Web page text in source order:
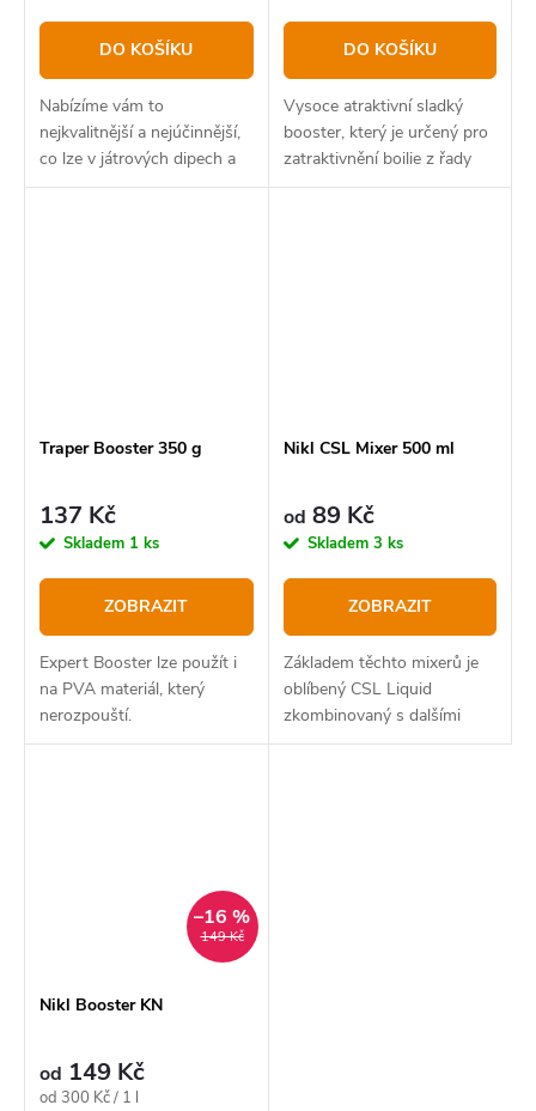
DO KOŠÍKU
Nabízíme vám to
nejkvalitnější a nejúčinnější,
co lze v játrových dipech a
boosterech nabídnout.
DO KOŠÍKU
Vysoce atraktivní sladký
booster, který je určený pro
zatraktivnění boilie z řady
Natur line.
Traper Booster 350 g
137 Kč
Skladem 1 ks
ZOBRAZIT
Expert Booster lze použít i
na PVA materiál, který
nerozpouští.
Nikl CSL Mixer 500 ml
od 89 Kč
Skladem 3 ks
ZOBRAZIT
Základem těchto mixerů je
oblíbený CSL Liquid
zkombinovaný s dalšími
atraktory a hlavně
149 Kč
–16 %
Nikl Booster KN
od 149 Kč
Měrná
od 300 Kč / 1 l